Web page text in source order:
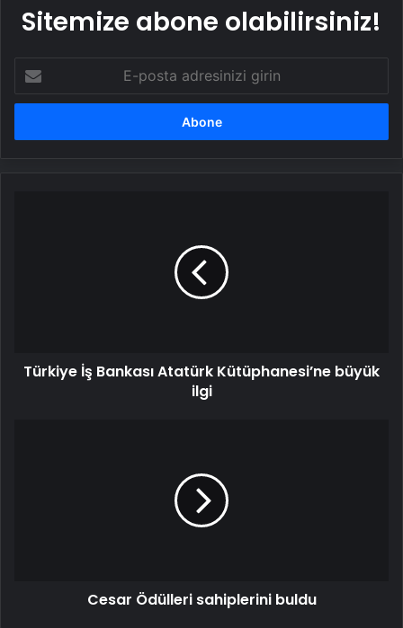
Sitemize abone olabilirsiniz!
posta
adresinizi
Türkiye İş Bankası Atatürk Kütüphanesi’ne büyük
ilgi
Cesar Ödülleri sahiplerini buldu